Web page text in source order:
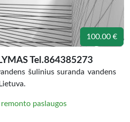
100.00 €
Tel.864385273
šulinius suranda vandens
paslaugos